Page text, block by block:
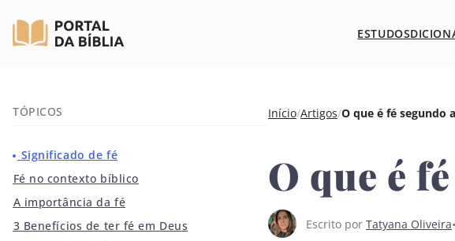
Pular
conteúdo
ESTUDOS
TÓPICOS
Significado de fé
Fé no contexto bíblico
A importância da fé
3 Benefícios de ter fé em Deus
Início/Artigos/O que é fé segundo
O que é
Escrito por Tatyana Oliveira